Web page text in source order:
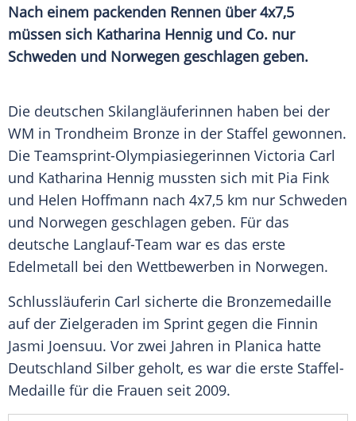
Nach einem packenden Rennen über 4x7,5
müssen sich Katharina Hennig und Co. nur
Schweden und Norwegen geschlagen geben.
Die deutschen Skilangläuferinnen haben bei der
WM in Trondheim Bronze in der Staffel gewonnen.
Die Teamsprint-Olympiasiegerinnen Victoria Carl
und Katharina Hennig mussten sich mit Pia Fink
und Helen Hoffmann nach 4x7,5 km nur Schweden
und Norwegen geschlagen geben. Für das
deutsche Langlauf-Team war es das erste
Edelmetall bei den Wettbewerben in Norwegen.
Schlussläuferin Carl sicherte die Bronzemedaille
auf der Zielgeraden im Sprint gegen die Finnin
Jasmi Joensuu. Vor zwei Jahren in Planica hatte
Deutschland Silber geholt, es war die erste Staffel-
Medaille für die Frauen seit 2009.